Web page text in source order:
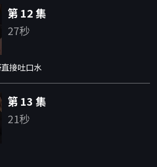
第 12 集
27秒
接吐口水
第 13 集
21秒